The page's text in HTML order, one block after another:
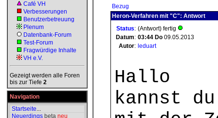
Café VH
Verbesserungen
Benutzerbetreuung
Plenum
Datenbank-Forum
Test-Forum
Fragwürdige Inhalte
VH e.V.
Gezeigt werden alle Foren
bis zur Tiefe 2
Navigation
Startseite...
Neuerdings beta neu
Bezug
Heron-Verfahren mit "C": Antwort
Status: (Antwort) fertig
Datum: 03:44 Do 09.05.2013
Autor: leduart
Hallo
kannst